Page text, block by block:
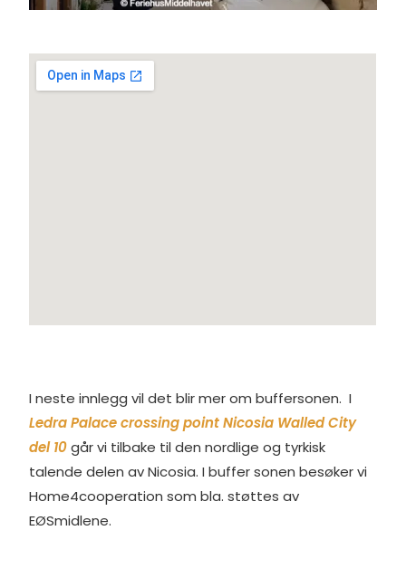
I neste innlegg vil det blir mer om buffersonen. I
Ledra Palace crossing point Nicosia Walled City
del 10går vi tilbake til den nordlige og tyrkisk
talende delen av Nicosia. I buffer sonen besøker vi
Home4cooperation som bla. støttes av
EØSmidlene.